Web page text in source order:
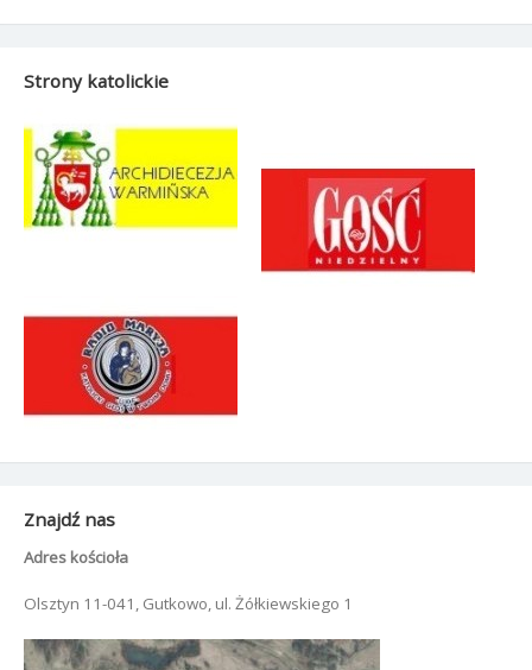
Strony katolickie
Znajdź nas
Adres kościoła
Olsztyn 11-041, Gutkowo, ul. Żółkiewskiego 1